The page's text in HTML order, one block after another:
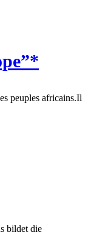
peuples africains.Il
bildet die